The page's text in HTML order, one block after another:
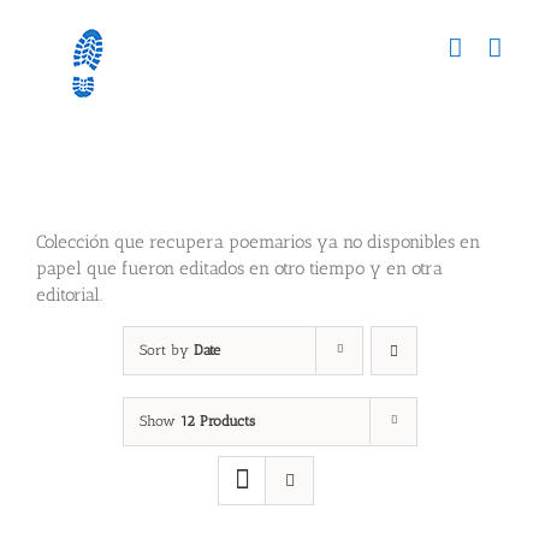
Colección que recupera poemarios ya no disponibles en
papel que fueron editados en otro tiempo y en otra
editorial.
Sort by Date
Show 12 Products